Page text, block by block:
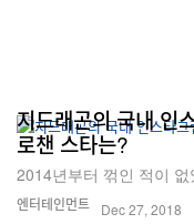
엔터테인먼트
지드래곤의 국내 인
로챈 스타는?
2014년부터 꺾인 적이 없
Dec 27, 2018